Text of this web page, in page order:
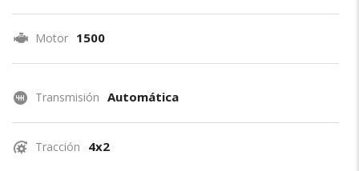
Motor 1500
Transmisión Automática
Tracción 4x2